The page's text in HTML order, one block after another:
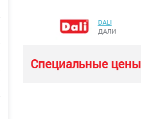
DALI
ДАЛИ
Специальные цены